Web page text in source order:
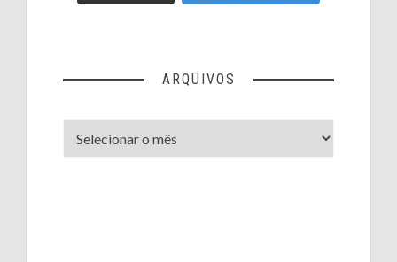
ARQUIVOS